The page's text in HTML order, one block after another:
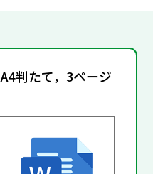
A4判たて，3ページ